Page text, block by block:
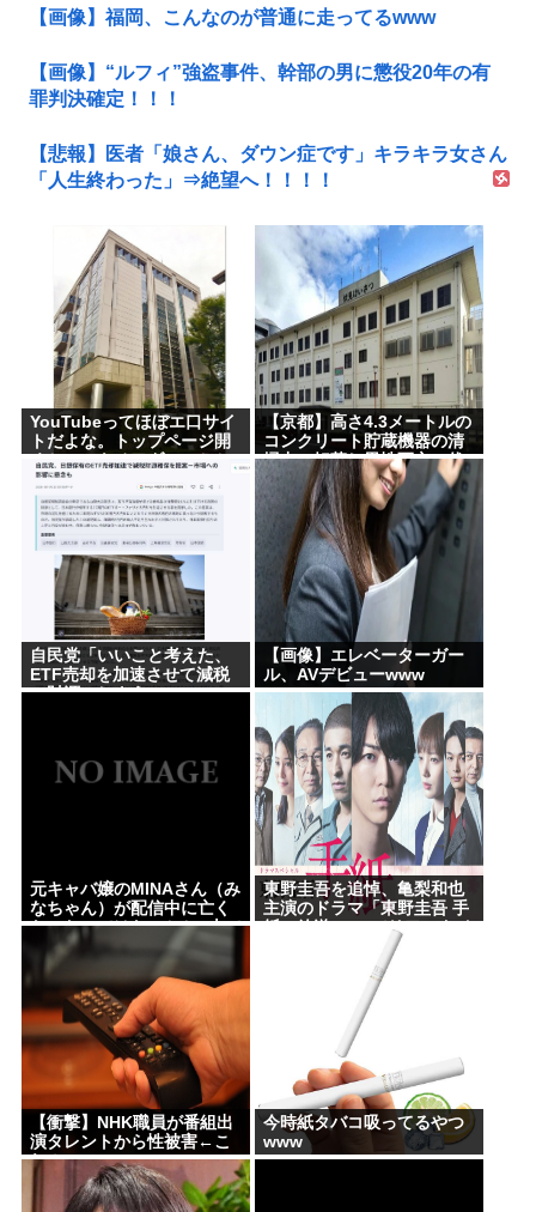
【画像】福岡、こんなのが普通に走ってるwww
【画像】“ルフィ”強盗事件、幹部の男に懲役20年の有
罪判決確定！！！
【悲報】医者「娘さん、ダウン症です」キラキラ女さん
「人生終わった」⇒絶望へ！！！！
YouTubeってほぼエ口サイ
トだよな。トップページ開
くといつもチアダンスとか
ローアングルで撮影した街
撮り動画ばっか出てくるじ
ゃん
【京都】高さ4.3メートルの
コンクリート貯蔵機器の清
掃中に転落し男性死亡、伏
見区の工場
自民党「いいこと考えた、
ETF売却を加速させて減税
の財源にしよう」
【画像】エレベーターガー
ル、AVデビューwww
元キャバ嬢のMINAさん（み
なちゃん）が配信中に亡く
なったのではないかとX上で
話題に（※動画あり）
東野圭吾を追悼、亀梨和也
主演のドラマ「東野圭吾 手
紙」放送 TVerでリアルタイ
ム配信、見逃し配信も
【衝撃】NHK職員が番組出
演タレントから性被害←こ
れ！
今時紙タバコ吸ってるやつ
www